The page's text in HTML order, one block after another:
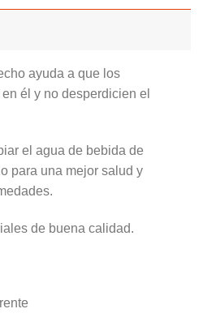
ayuda a que los
él y no desperdicien el
el agua de bebida de
para una mejor salud y
de buena calidad.